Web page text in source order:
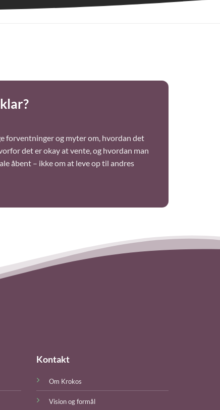
forventninger og myter om, hvordan det
det er okay at vente, og hvordan man
åbent – ikke om at leve op til andres
Kontakt
Om Krokos
Vision og formål